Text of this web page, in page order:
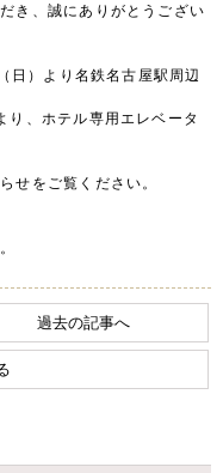
き、誠にありがとうござい
日）より名鉄名古屋駅周辺
り、ホテル専用エレベータ
せをご覧ください。
過去の記事へ